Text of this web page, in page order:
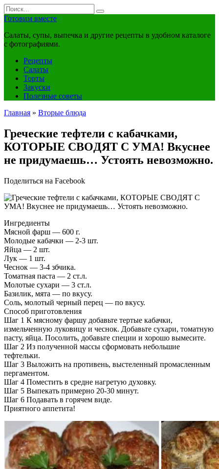
Перейти
к
Search
for:
Готовим вместе
Салаты, супы, выпечка и другие рецепты в удобном каталоге
с фотографиями.
Рецепты
Салаты
Торты
Закуски
Полезные советы
Главная » Вторые блюда
Греческие тефтели с кабачками,
КОТОPЫЕ CBOДЯТ С УMA! Bкуснeе
нe придумаешь… Устоять невозможно.
Поделиться на Facebook
Ингредиенты
Мясной фарш — 600 г.
Молодые кабачки — 2-3 шт.
Яйца — 2 шт.
Лук — 1 шт.
Чеснок — 3-4 збчика.
Томатная паста — 2 ст.л.
Молотые сухари — 3 ст.л.
Базилик, мята — по вкусу.
Соль, молотый черный перец — по вкусу.
Способ приготовления
Шаг 1 К мясному фаршу добавьте тертые кабачки,
измельченную луковицу и чеснок. Добавьте сухари, томатную
пасту, яйца. Посолить, добавьте специи и хорошо вымесите.
Шаг 2 Из полученной массы сформовать небольшие
тефтельки.
Шаг 3 Выложить на противень, выстеленный промасленным
пергаментом.
Шаг 4 Поместить в средне нагретую духовку.
Шаг 5 Выпекать примерно 20-30 минут.
Шаг 6 Подавать в горячем виде.
Приятного аппетита!